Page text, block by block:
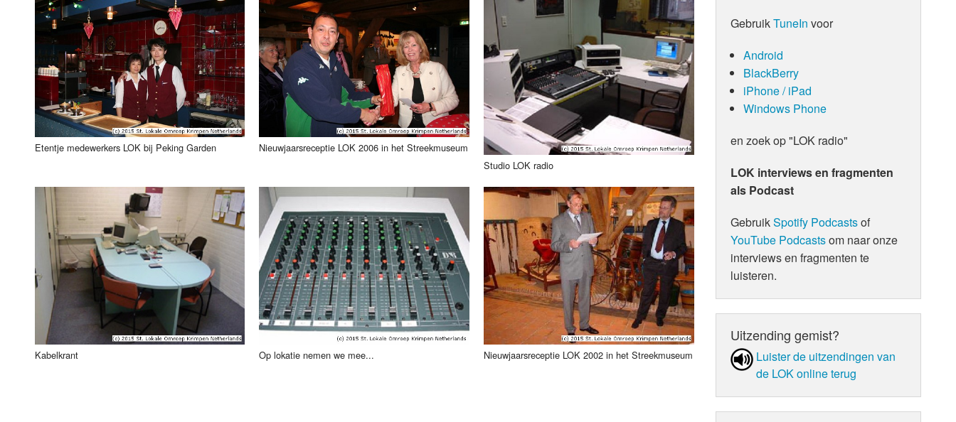
Etentje medewerkers LOK bij Peking Garden
Nieuwjaarsreceptie LOK 2006 in het Streekmuseum
Studio LOK radio
Kabelkrant Op lokatie nemen we mee... Nieuwjaarsreceptie LOK 2002 in het Streekmuseum
GebruikTuneIn voor
Android
BlackBerry
iPhone / iPad
Windows Phone
en zoek op "LOK radio"
LOK interviews en fragmenten
als Podcast
GebruikSpotify Podcastsof
YouTube Podcastsom naar onze
interviews en fragmenten te
luisteren.
Uitzending gemist?
Luister de uit­zen­din­gen van
de LOK online terug